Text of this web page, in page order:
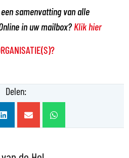
samenvatting van alle
in uw mailbox? Klik hier
Delen: